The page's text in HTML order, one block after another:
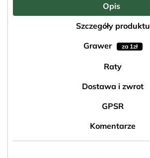
Opis
Szczegóły produktu
Grawer
za 1zł
Raty
Dostawa i zwrot
GPSR
Komentarze